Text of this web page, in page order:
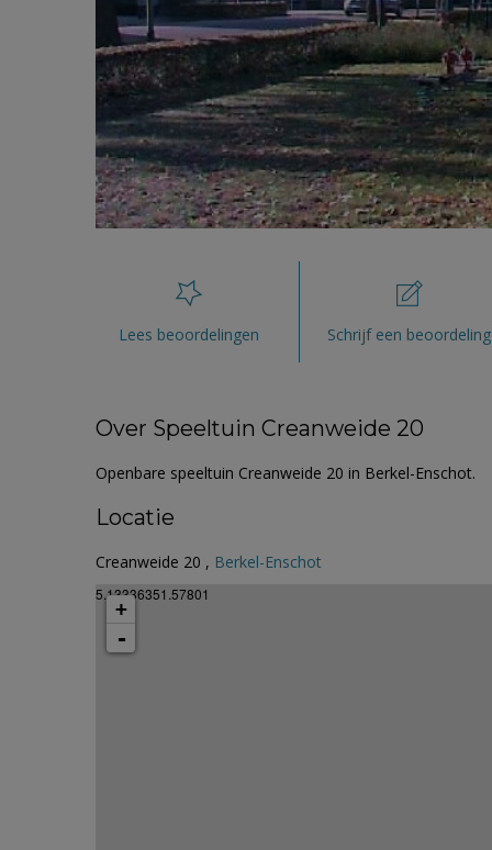
Lees beoordelingen Schrijf een beoordeling
Over Speeltuin Creanweide 20
Openbare speeltuin Creanweide 20 in Berkel-Enschot.
Locatie
Creanweide 20 , Berkel-Enschot
5.13336351.57801
+
-